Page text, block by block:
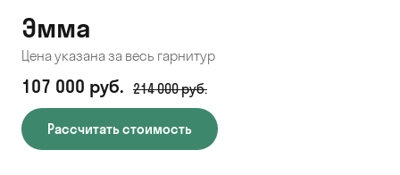
Эмма
Цена указана за весь гарнитур
107 000 руб. 214 000 руб.
Рассчитать стоимость